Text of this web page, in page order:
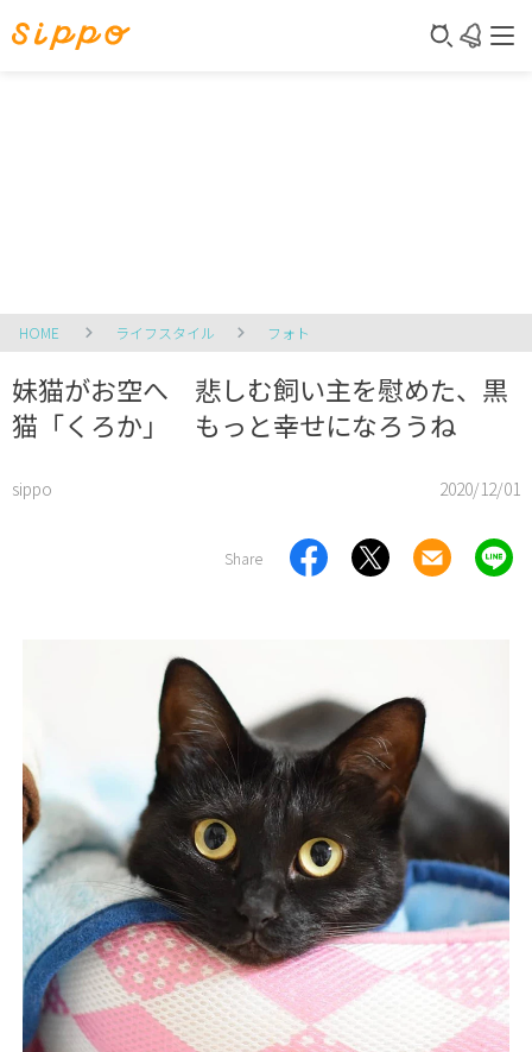
HOME ライフスタイル フォト
妹猫がお空へ 悲しむ飼い主を慰めた、黒
猫「くろか」 もっと幸せになろうね
sippo 2020/12/01
Share